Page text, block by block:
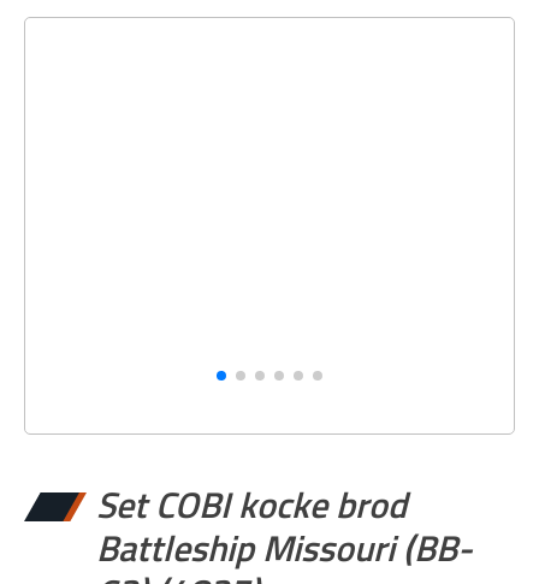
Set COBI kocke brod
Battleship Missouri (BB-